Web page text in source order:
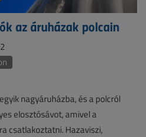
az áruházak polcain
nagyáruházba, és a polcról
elosztósávot, amivel a
csatlakoztatni. Hazaviszi,